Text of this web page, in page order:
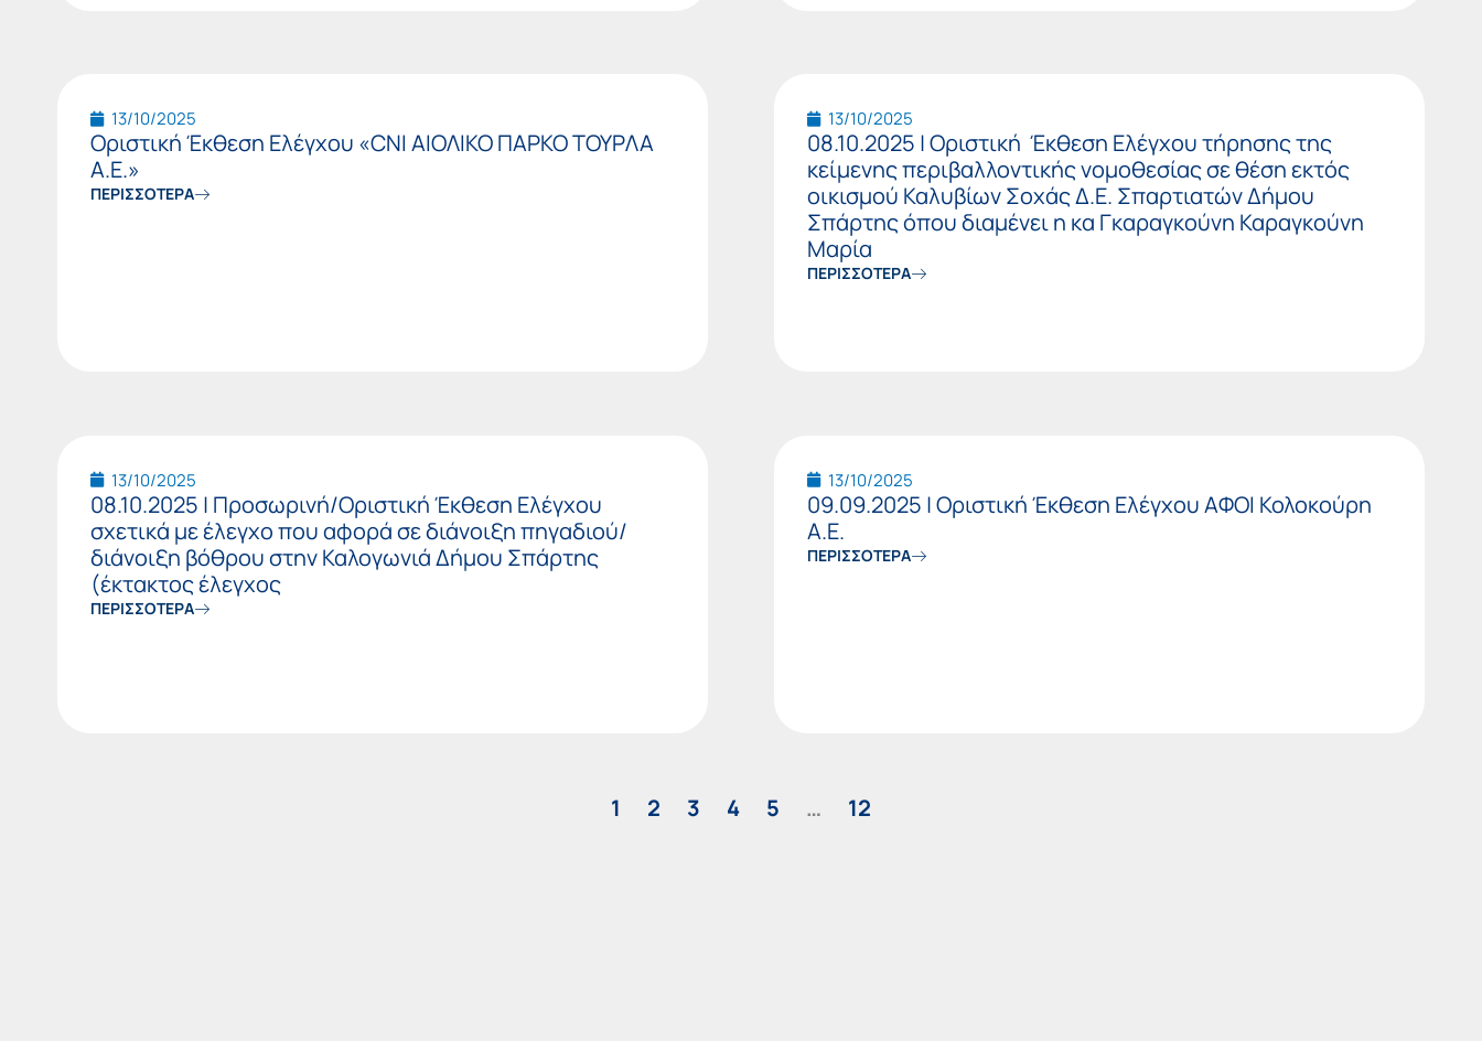
13/10/2025
Οριστική Έκθεση Ελέγχου «CNI ΑΙΟΛΙΚΟ ΠΑΡΚΟ ΤΟΥΡΛΑ
Α.Ε.»
ΠΕΡΙΣΣΟΤΕΡΑ
13/10/2025
08.10.2025 | Οριστική Έκθεση Ελέγχου τήρησης της
κείμενης περιβαλλοντικής νομοθεσίας σε θέση εκτός
οικισμού Καλυβίων Σοχάς Δ.Ε. Σπαρτιατών Δήμου
Σπάρτης όπου διαμένει η κα Γκαραγκούνη Καραγκούνη
Μαρία
ΠΕΡΙΣΣΟΤΕΡΑ
13/10/2025
08.10.2025 | Προσωρινή/Οριστική Έκθεση Ελέγχου
σχετικά με έλεγχο που αφορά σε διάνοιξη πηγαδιού/
διάνοιξη βόθρου στην Καλογωνιά Δήμου Σπάρτης
(έκτακτος έλεγχος
ΠΕΡΙΣΣΟΤΕΡΑ
13/10/2025
09.09.2025 | Οριστική Έκθεση Ελέγχου ΑΦΟΙ Κολοκούρη
Α.Ε.
ΠΕΡΙΣΣΟΤΕΡΑ
1 2 3 4 5 … 12